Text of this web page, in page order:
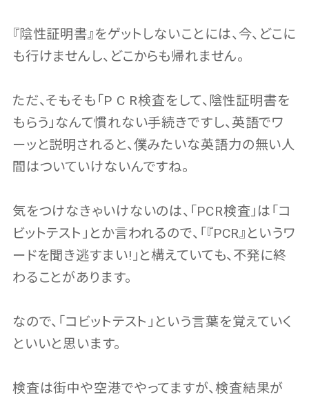
『陰性証明書』をゲットしないことには、今、どこに
も行けませんし、どこからも帰れません。
ただ、そもそも「P C R検査をして、陰性証明書を
もらう」なんて慣れない手続きですし、英語でワ
ーッと説明されると、僕みたいな英語力の無い人
間はついていけないんですね。
気をつけなきゃいけないのは、「PCR検査」は「コ
ビットテスト」とか言われるので、「『PCR』というワ
ードを聞き逃すまい!」と構えていても、不発に終
わることがあります。
なので、「コビットテスト」という言葉を覚えていく
といいと思います。
検査は街中や空港でやってますが、検査結果が